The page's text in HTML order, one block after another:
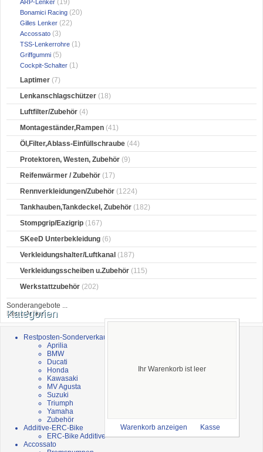
ARP-Lenker (19)
Bonamici Racing (20)
Gilles Lenker (22)
Accossato (3)
TSS-Lenkerrohre (1)
Griffgummi (5)
Cockpit-Schalter (1)
Laptimer (7)
Lenkanschlagschützer (18)
Luftfilter/Zubehör (4)
Montageständer,Rampen (41)
Öl,Filter,Ablass-Einfüllschraube (44)
Protektoren, Westen, Zubehör (9)
Reifenwärmer / Zubehör (17)
Rennverkleidungen/Zubehör (1224)
Tankhauben,Tankdeckel, Zubehör (182)
Stompgrip/Eazigrip (167)
SKeeD Unterbekleidung (6)
Verkleidungshalter/Luftkanal (187)
Verkleidungsscheiben u.Zubehör (115)
Werkstattzubehör (202)
Sonderangebote ...
Neue Artikel ...
Ihr Warenkorb ist leer
Warenkorb anzeigen Kasse
Kategorien
Restposten-Sonderverkauf
Aprilia
BMW
Ducati
Honda
Kawasaki
MV Agusta
Suzuki
Triumph
Yamaha
Zubehör
Additive-ERC-Bike
ERC-Bike Additive
Accossato